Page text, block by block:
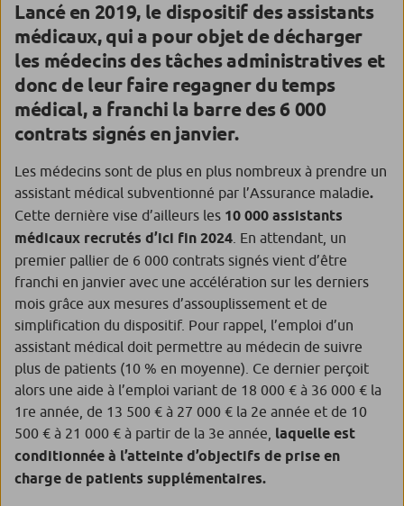
Lancé en 2019, le dispositif des assistants
médicaux, qui a pour objet de décharger
les médecins des tâches administratives et
donc de leur faire regagner du temps
médical, a franchi la barre des 6 000
contrats signés en janvier.
Les médecins sont de plus en plus nombreux à prendre un
assistant médical subventionné par l’Assurance maladie.
Cette dernière vise d’ailleurs les 10 000 assistants
médicaux recrutés d’ici fin 2024 . En attendant, un
premier pallier de 6 000 contrats signés vient d’être
franchi en janvier avec une accélération sur les derniers
mois grâce aux mesures d’assouplissement et de
simplification du dispositif. Pour rappel, l’emploi d’un
assistant médical doit permettre au médecin de suivre
plus de patients (10 % en moyenne). Ce dernier perçoit
alors une aide à l’emploi variant de 18 000 € à 36 000 € la
1re année, de 13 500 € à 27 000 € la 2e année et de 10
500 € à 21 000 € à partir de la 3e année, laquelle est
conditionnée à l’atteinte d’objectifs de prise en
charge de patients supplémentaires.